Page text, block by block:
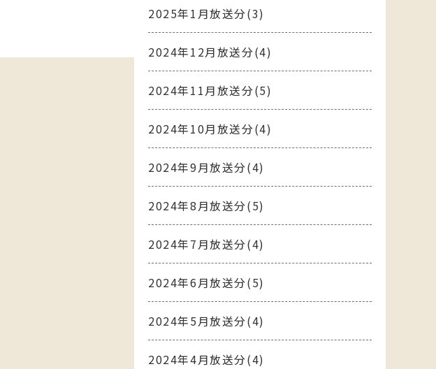
2025年1月放送分(3)
2024年12月放送分(4)
2024年11月放送分(5)
2024年10月放送分(4)
2024年9月放送分(4)
2024年8月放送分(5)
2024年7月放送分(4)
2024年6月放送分(5)
2024年5月放送分(4)
2024年4月放送分(4)